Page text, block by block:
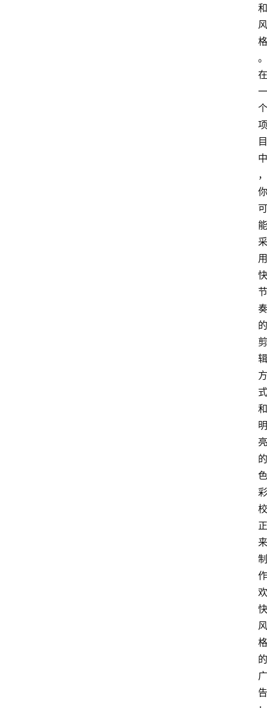
和
风
格
。
在
一
个
项
目
中
，
你
可
能
采
用
快
节
奏
的
剪
辑
方
式
和
明
亮
的
色
彩
校
正
来
制
作
欢
快
风
格
的
广
告